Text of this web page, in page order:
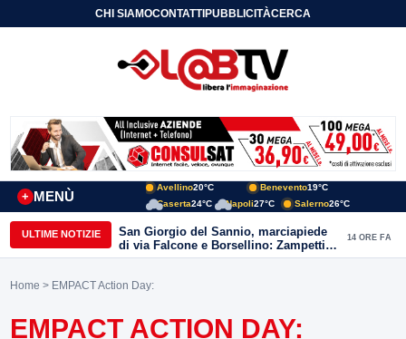
CHI SIAMOCONTATTIPUBBLICITÀCERCA
MENÙ
+
Avellino20°C Benevento19°C
Caserta24°C Napoli27°C Salerno26°C
ULTIME NOTIZIE
San Giorgio del Sannio, marciapiede
di via Falcone e Borsellino: Zampetti e
Lombardi replicano alle polemiche
14 ORE FA
Home > EMPACT Action Day:
EMPACT ACTION DAY: